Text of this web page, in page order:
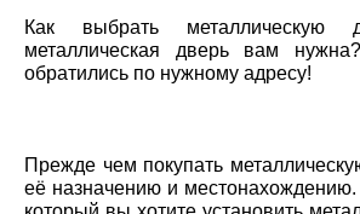
Как выбрать металлическую
металлическая дверь вам
обратились по нужному адресу!
Прежде чем покупать
её назначению и